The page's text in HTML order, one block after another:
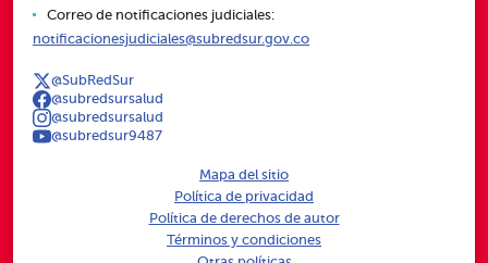
Correo de notificaciones judiciales:
notificacionesjudiciales@subredsur.gov.co
@SubRedSur
@subredsursalud
@subredsursalud
@subredsur9487
Mapa del sitio
Política de privacidad
Política de derechos de autor
Términos y condiciones